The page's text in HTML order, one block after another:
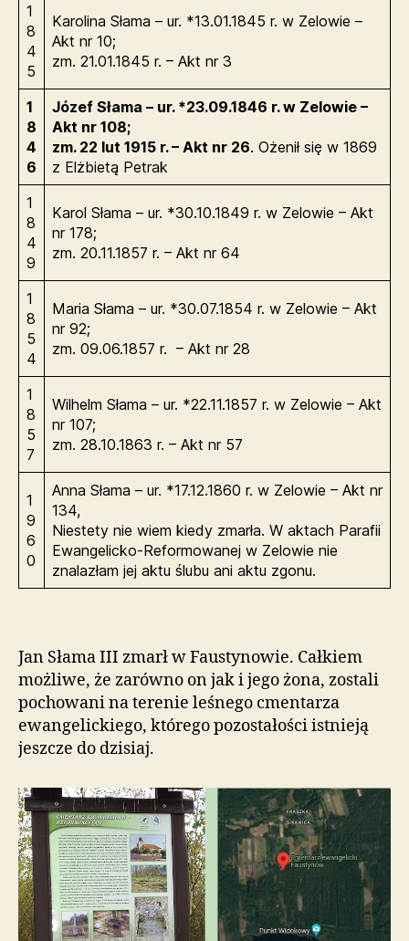
1
8
4
5
Karolina Słama – ur. *13.01.1845 r. w Zelowie –
Akt nr 10;
zm. 21.01.1845 r. – Akt nr 3
1
8
4
6
Józef Słama – ur. *23.09.1846 r. w Zelowie –
Akt nr 108;
zm. 22 lut 1915 r. – Akt nr 26. Ożenił się w 1869
z Elżbietą Petrak
1
8
4
9
Karol Słama – ur. *30.10.1849 r. w Zelowie – Akt
nr 178;
zm. 20.11.1857 r. – Akt nr 64
1
8
5
4
Maria Słama – ur. *30.07.1854 r. w Zelowie – Akt
nr 92;
zm. 09.06.1857 r. – Akt nr 28
1
8
5
7
Wilhelm Słama – ur. *22.11.1857 r. w Zelowie – Akt
nr 107;
zm. 28.10.1863 r. – Akt nr 57
1
9
6
0
Anna Słama – ur. *17.12.1860 r. w Zelowie – Akt nr
134,
Niestety nie wiem kiedy zmarła. W aktach Parafii
Ewangelicko-Reformowanej w Zelowie nie
znalazłam jej aktu ślubu ani aktu zgonu.
Jan Słama III zmarł w Faustynowie. Całkiem
możliwe, że zarówno on jak i jego żona, zostali
pochowani na terenie leśnego cmentarza
ewangelickiego, którego pozostałości istnieją
jeszcze do dzisiaj.